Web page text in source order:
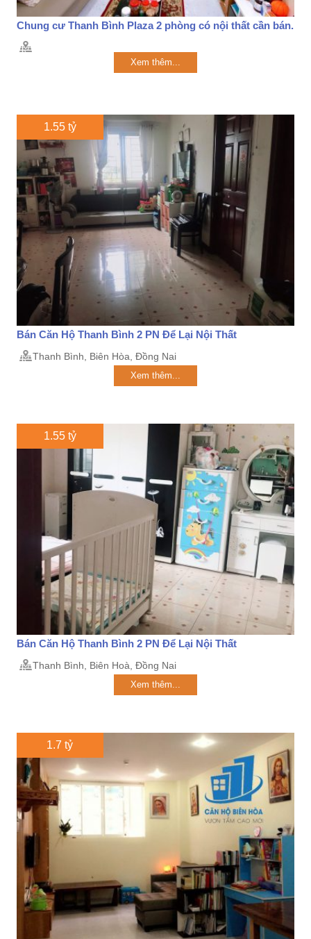
Chung cư Thanh Bình Plaza 2 phòng có nội thất cần bán.
Xem thêm...
1.55 tỷ
Bán Căn Hộ Thanh Bình 2 PN Để Lại Nội Thất
Thanh Bình, Biên Hòa, Đồng Nai
Xem thêm...
1.55 tỷ
Bán Căn Hộ Thanh Bình 2 PN Để Lại Nội Thất
Thanh Bình, Biên Hoà, Đồng Nai
Xem thêm...
1.7 tỷ